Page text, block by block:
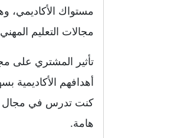
مستواك الأكاديمي،
مجالات التعليم
تأثير المشتري على
أهدافهم
كنت تدرس في مجال
هامة.